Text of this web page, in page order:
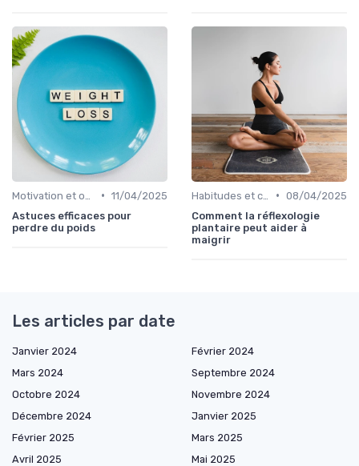
• 11/04/2025
Astuces efficaces pour
perdre du poids
• 08/04/2025
Comment la réflexologie
plantaire peut aider à
maigrir
Les articles par date
Janvier 2024
Février 2024
Mars 2024
Septembre 2024
Octobre 2024
Novembre 2024
Décembre 2024
Janvier 2025
Février 2025
Mars 2025
Avril 2025
Mai 2025